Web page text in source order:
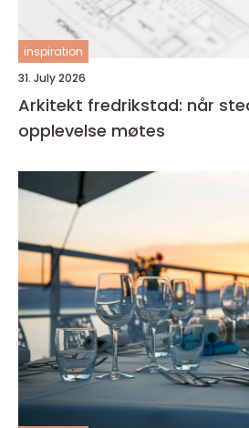
inspiration
31. July 2026
Arkitekt fredrikstad: når
opplevelse møtes